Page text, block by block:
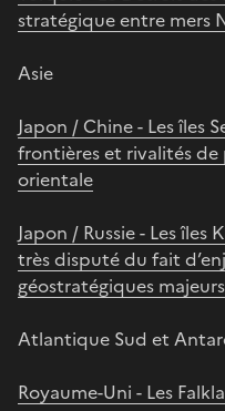
stratégique entre mers
Asie
Japon / Chine - Les îles
frontières et rivalités de
orientale
Japon / Russie - Les
très disputé du fait
géostratégiques majeurs
Atlantique Sud et
Royaume-Uni - Les